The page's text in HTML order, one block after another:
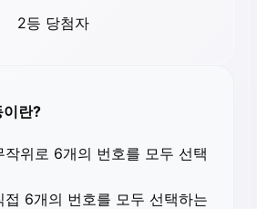
2등 당첨자
란?
작위로 6개의 번호를 모두 선택
접 6개의 번호를 모두 선택하는